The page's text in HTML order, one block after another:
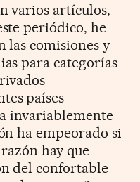
varios artículos,
periódico, he
las comisiones y
para categorías
países
invariablemente
ha empeorado si
hay que
del confortable